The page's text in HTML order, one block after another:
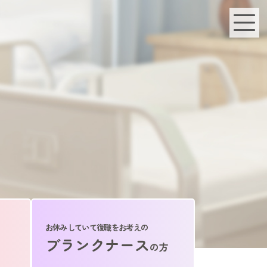
お休みしていて復職をお考えの
ブランクナースの方